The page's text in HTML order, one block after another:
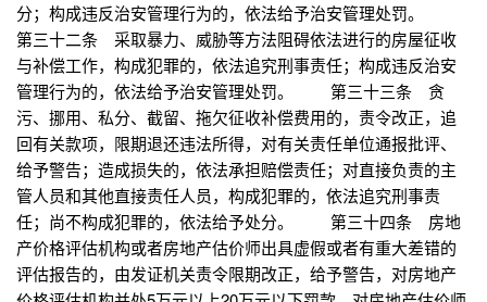
分；构成违反治安管理行为的，依法给予治安管理处罚。
第三十二条 采取暴力、威胁等方法阻碍依法进行的房屋征收
与补偿工作，构成犯罪的，依法追究刑事责任；构成违反治安
管理行为的，依法给予治安管理处罚。 第三十三条 贪
污、挪用、私分、截留、拖欠征收补偿费用的，责令改正，追
回有关款项，限期退还违法所得，对有关责任单位通报批评、
给予警告；造成损失的，依法承担赔偿责任；对直接负责的主
管人员和其他直接责任人员，构成犯罪的，依法追究刑事责
任；尚不构成犯罪的，依法给予处分。 第三十四条 房地
产价格评估机构或者房地产估价师出具虚假或者有重大差错的
评估报告的，由发证机关责令限期改正，给予警告，对房地产